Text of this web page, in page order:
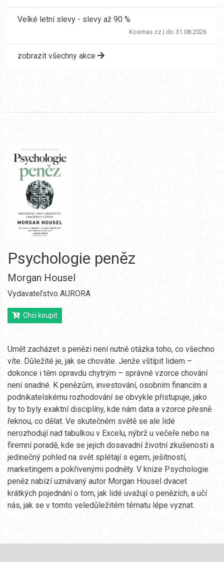
Velké letní slevy - slevy až 90 %
Kosmas.cz | do 31.08.2026
zobrazit všechny akce
Psychologie peněz
Morgan Housel
Vydavateľstvo AURORA
Chci koupit
Umět zacházet s penězi není nutně otázka toho, co všechno
víte. Důležité je, jak se chováte. Jenže vštípit lidem –
dokonce i těm opravdu chytrým – správné vzorce chování
není snadné. K penězům, investování, osobním financím a
podnikatelskému rozhodování se obvykle přistupuje, jako
by to byly exaktní disciplíny, kde nám data a vzorce přesně
řeknou, co dělat. Ve skutečném světě se ale lidé
nerozhodují nad tabulkou v Excelu, nýbrž u večeře nebo na
firemní poradě, kde se jejich dosavadní životní zkušenosti a
jedinečný pohled na svět splétají s egem, ješitností,
marketingem a pokřivenými podněty. V knize Psychologie
peněz nabízí uznávaný autor Morgan Housel dvacet
krátkých pojednání o tom, jak lidé uvažují o penězích, a učí
nás, jak se v tomto veledůležitém tématu lépe vyznat.